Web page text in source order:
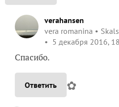
verahansen
vera romanina
Skals
5 декабря 2016,
Спасибо.
Ответить ✿